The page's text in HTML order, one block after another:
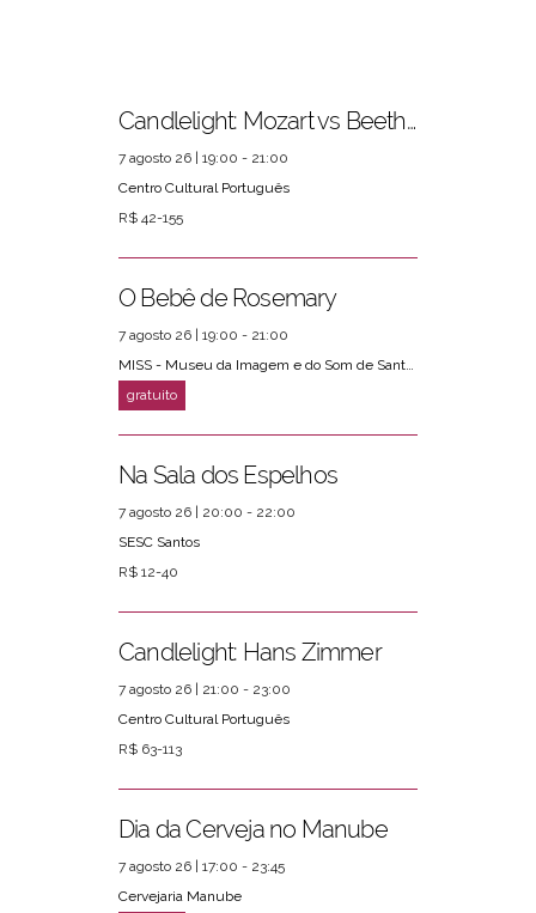
Candlelight: Mozart vs Beethoven
7 agosto 26 | 19:00 - 21:00
Centro Cultural Português
R$ 42-155
O Bebê de Rosemary
7 agosto 26 | 19:00 - 21:00
MISS - Museu da Imagem e do Som de Santos
Na Sala dos Espelhos
7 agosto 26 | 20:00 - 22:00
SESC Santos
R$ 12-40
Candlelight: Hans Zimmer
7 agosto 26 | 21:00 - 23:00
Centro Cultural Português
R$ 63-113
Dia da Cerveja no Manube
7 agosto 26 | 17:00 - 23:45
Cervejaria Manube